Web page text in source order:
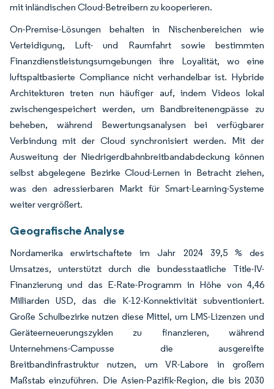
mit inländischen Cloud-Betreibern zu kooperieren.
On-Premise-Lösungen behalten in Nischenbereichen wie
Verteidigung, Luft- und Raumfahrt sowie bestimmten
Finanzdienstleistungsumgebungen ihre Loyalität, wo eine
luftspaltbasierte Compliance nicht verhandelbar ist. Hybride
Architekturen treten nun häufiger auf, indem Videos lokal
zwischengespeichert werden, um Bandbreitenengpässe zu
beheben, während Bewertungsanalysen bei verfügbarer
Verbindung mit der Cloud synchronisiert werden. Mit der
Ausweitung der Niedrigerdbahnbreitbandabdeckung können
selbst abgelegene Bezirke Cloud-Lernen in Betracht ziehen,
was den adressierbaren Markt für Smart-Learning-Systeme
weiter vergrößert.
Geografische Analyse
Nordamerika erwirtschaftete im Jahr 2024 39,5 % des
Umsatzes, unterstützt durch die bundesstaatliche Title-IV-
Finanzierung und das E-Rate-Programm in Höhe von 4,46
Milliarden USD, das die K-12-Konnektivität subventioniert.
Große Schulbezirke nutzen diese Mittel, um LMS-Lizenzen und
Geräteerneuerungszyklen zu finanzieren, während
Unternehmens-Campusse die ausgereifte
Breitbandinfrastruktur nutzen, um VR-Labore in großem
Maßstab einzuführen. Die Asien-Pazifik-Region, die bis 2030